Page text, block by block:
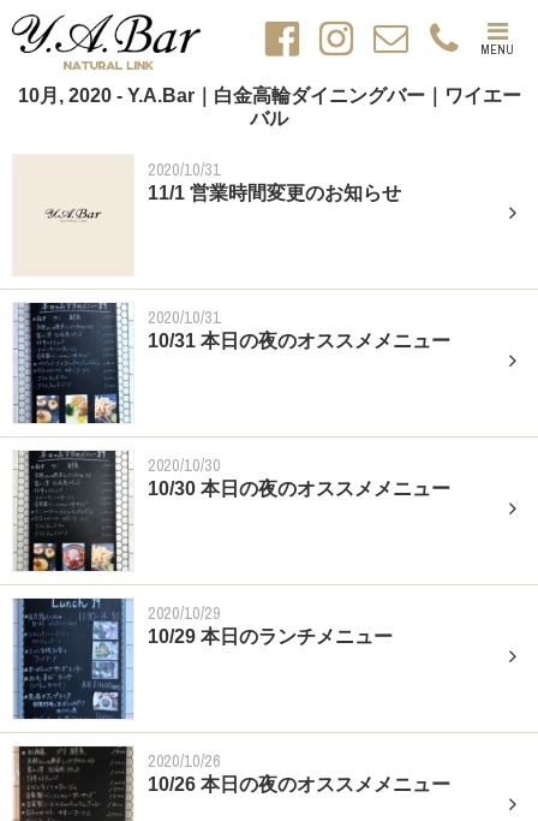
MENU
10月, 2020 - Y.A.Bar｜白金高輪ダイニングバー｜ワイエー
バル
2020/10/31
11/1 営業時間変更のお知らせ
2020/10/31
10/31 本日の夜のオススメメニュー
2020/10/30
10/30 本日の夜のオススメメニュー
2020/10/29
10/29 本日のランチメニュー
2020/10/26
10/26 本日の夜のオススメメニュー